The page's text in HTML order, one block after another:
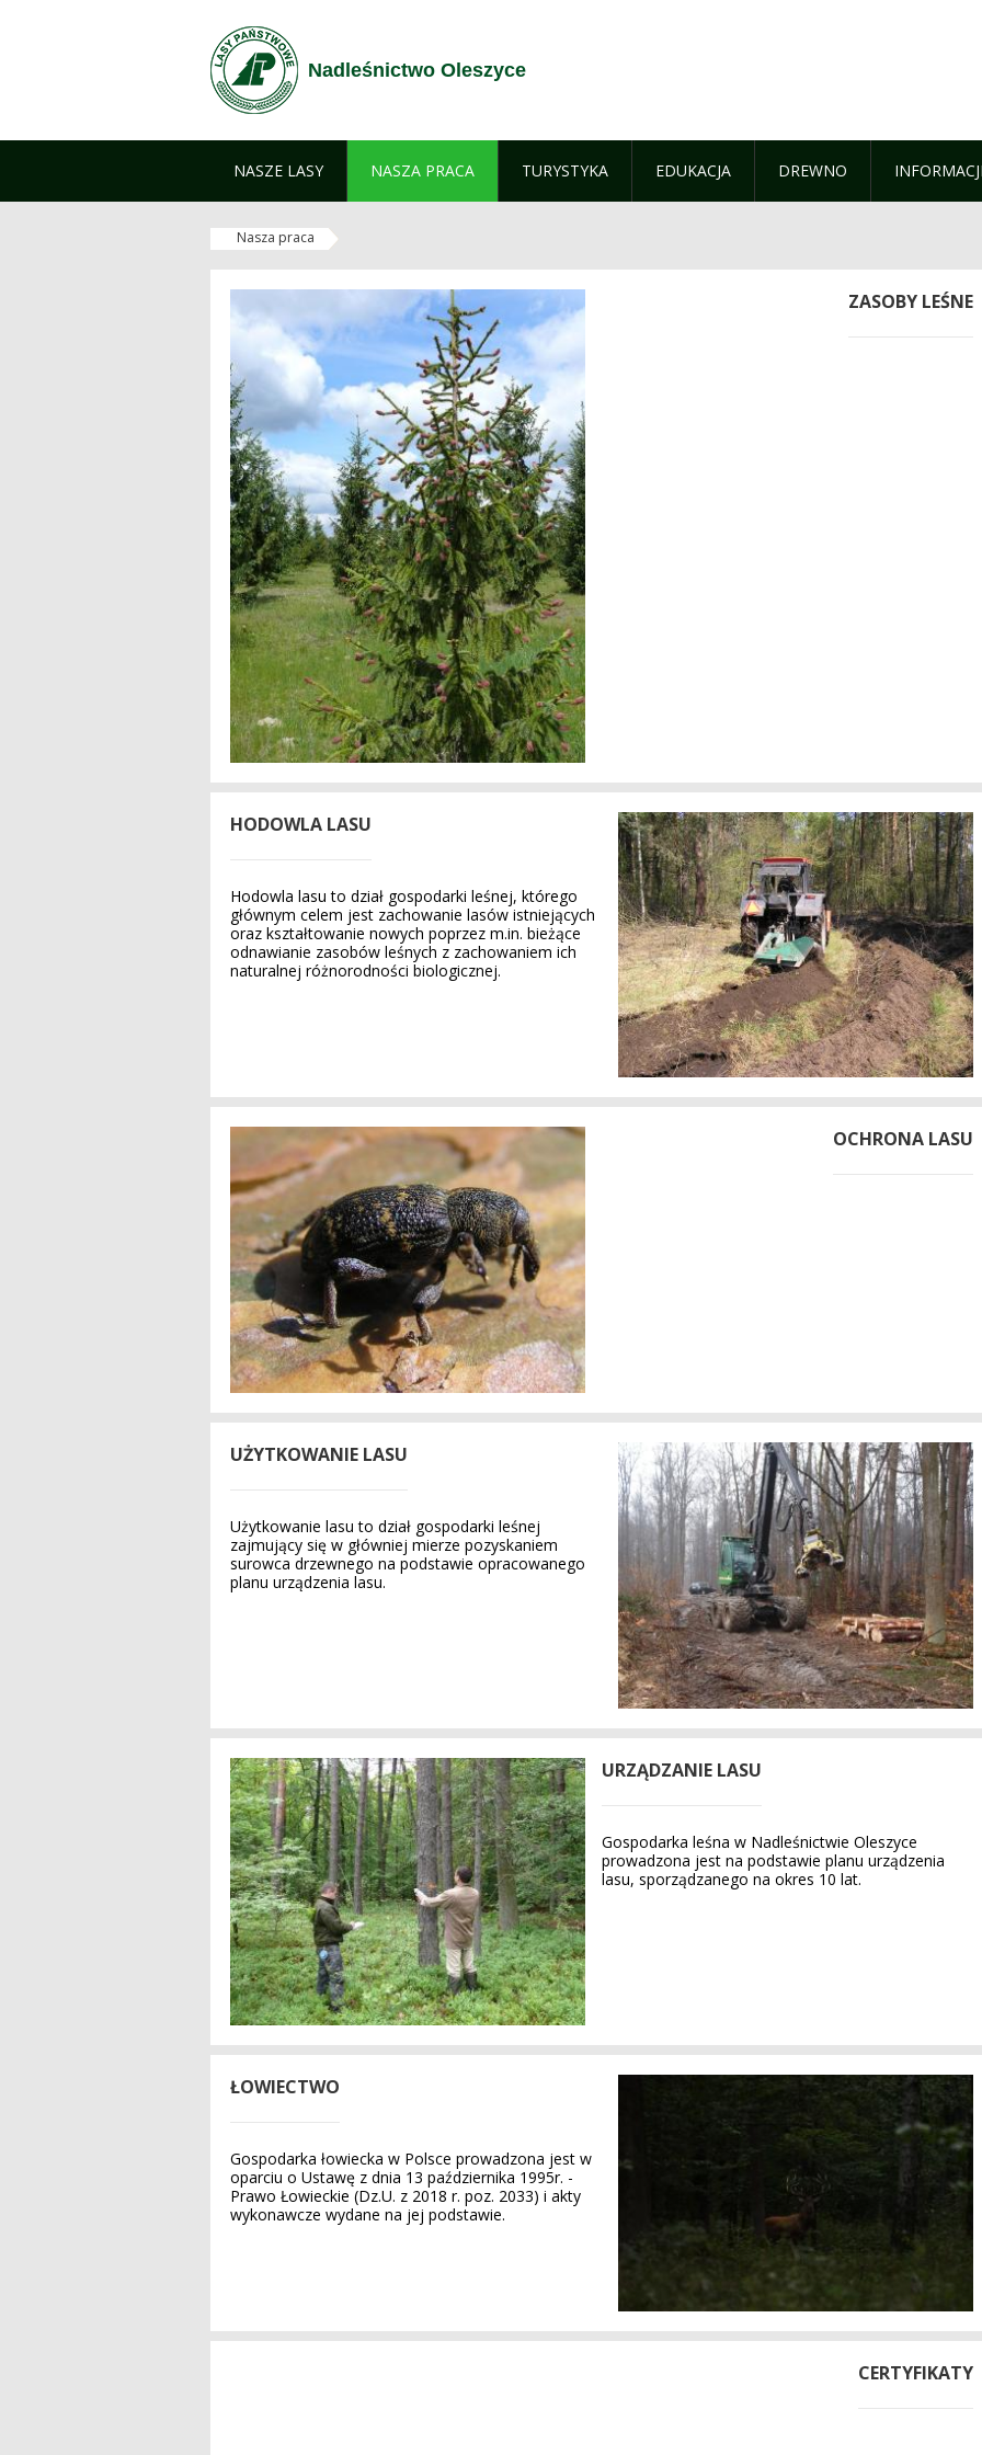
Nadleśnictwo Oleszyce
NASZE LASY NASZA PRACA TURYSTYKA EDUKACJA DREWNO
Nasza praca
ZASOBY LEŚNE
HODOWLA LASU
Hodowla lasu to dział gospodarki leśnej, którego
głównym celem jest zachowanie lasów istniejących
oraz kształtowanie nowych poprzez m.in. bieżące
odnawianie zasobów leśnych z zachowaniem ich
naturalnej różnorodności biologicznej.
OCHRONA LASU
UŻYTKOWANIE LASU
Użytkowanie lasu to dział gospodarki leśnej
zajmujący się w główniej mierze pozyskaniem
surowca drzewnego na podstawie opracowanego
planu urządzenia lasu.
URZĄDZANIE LASU
Gospodarka leśna w Nadleśnictwie Oleszyce
prowadzona jest na podstawie planu urządzenia
lasu, sporządzanego na okres 10 lat.
ŁOWIECTWO
Gospodarka łowiecka w Polsce prowadzona jest w
oparciu o Ustawę z dnia 13 października 1995r. -
Prawo Łowieckie (Dz.U. z 2018 r. poz. 2033) i akty
wykonawcze wydane na jej podstawie.
CERTYFIKATY